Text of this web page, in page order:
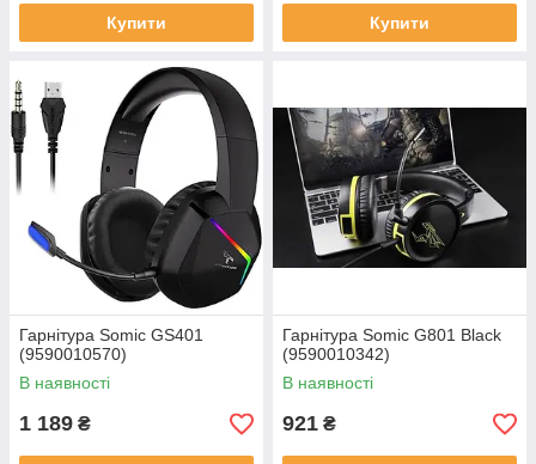
Купити Купити
Гарнітура Somic GS401
(9590010570)
В наявності
1 189 ₴
Гарнітура Somic G801 Black
(9590010342)
В наявності
921 ₴